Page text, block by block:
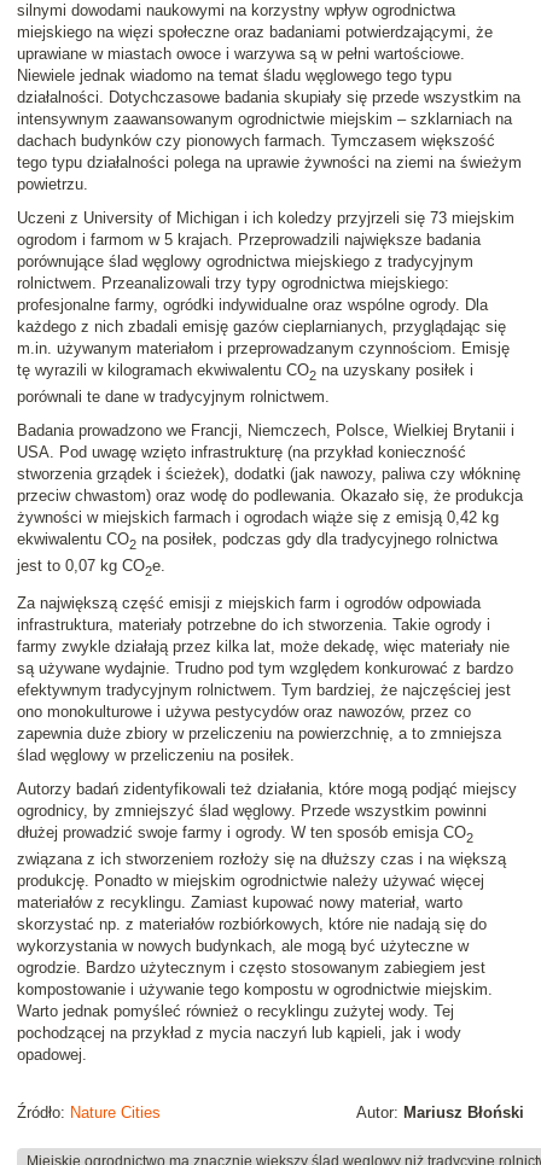
silnymi dowodami naukowymi na korzystny wpływ ogrodnictwa
miejskiego na więzi społeczne oraz badaniami potwierdzającymi, że
uprawiane w miastach owoce i warzywa są w pełni wartościowe.
Niewiele jednak wiadomo na temat śladu węglowego tego typu
działalności. Dotychczasowe badania skupiały się przede wszystkim na
intensywnym zaawansowanym ogrodnictwie miejskim – szklarniach na
dachach budynków czy pionowych farmach. Tymczasem większość
tego typu działalności polega na uprawie żywności na ziemi na świeżym
powietrzu.
Uczeni z University of Michigan i ich koledzy przyjrzeli się 73 miejskim
ogrodom i farmom w 5 krajach. Przeprowadzili największe badania
porównujące ślad węglowy ogrodnictwa miejskiego z tradycyjnym
rolnictwem. Przeanalizowali trzy typy ogrodnictwa miejskiego:
profesjonalne farmy, ogródki indywidualne oraz wspólne ogrody. Dla
każdego z nich zbadali emisję gazów cieplarnianych, przyglądając się
m.in. używanym materiałom i przeprowadzanym czynnościom. Emisję
tę wyrazili w kilogramach ekwiwalentu CO2 na uzyskany posiłek i
porównali te dane w tradycyjnym rolnictwem.
Badania prowadzono we Francji, Niemczech, Polsce, Wielkiej Brytanii i
USA. Pod uwagę wzięto infrastrukturę (na przykład konieczność
stworzenia grządek i ścieżek), dodatki (jak nawozy, paliwa czy włókninę
przeciw chwastom) oraz wodę do podlewania. Okazało się, że produkcja
żywności w miejskich farmach i ogrodach wiąże się z emisją 0,42 kg
ekwiwalentu CO2 na posiłek, podczas gdy dla tradycyjnego rolnictwa
jest to 0,07 kg CO2e.
Za największą część emisji z miejskich farm i ogrodów odpowiada
infrastruktura, materiały potrzebne do ich stworzenia. Takie ogrody i
farmy zwykle działają przez kilka lat, może dekadę, więc materiały nie
są używane wydajnie. Trudno pod tym względem konkurować z bardzo
efektywnym tradycyjnym rolnictwem. Tym bardziej, że najczęściej jest
ono monokulturowe i używa pestycydów oraz nawozów, przez co
zapewnia duże zbiory w przeliczeniu na powierzchnię, a to zmniejsza
ślad węglowy w przeliczeniu na posiłek.
Autorzy badań zidentyfikowali też działania, które mogą podjąć miejscy
ogrodnicy, by zmniejszyć ślad węglowy. Przede wszystkim powinni
dłużej prowadzić swoje farmy i ogrody. W ten sposób emisja CO2
związana z ich stworzeniem rozłoży się na dłuższy czas i na większą
produkcję. Ponadto w miejskim ogrodnictwie należy używać więcej
materiałów z recyklingu. Zamiast kupować nowy materiał, warto
skorzystać np. z materiałów rozbiórkowych, które nie nadają się do
wykorzystania w nowych budynkach, ale mogą być użyteczne w
ogrodzie. Bardzo użytecznym i często stosowanym zabiegiem jest
kompostowanie i używanie tego kompostu w ogrodnictwie miejskim.
Warto jednak pomyśleć również o recyklingu zużytej wody. Tej
pochodzącej na przykład z mycia naczyń lub kąpieli, jak i wody
opadowej.
Autor: Mariusz Błoński
Źródło: Nature Cities
Miejskie ogrodnictwo ma znacznie większy ślad węglowy niż tradycyjne